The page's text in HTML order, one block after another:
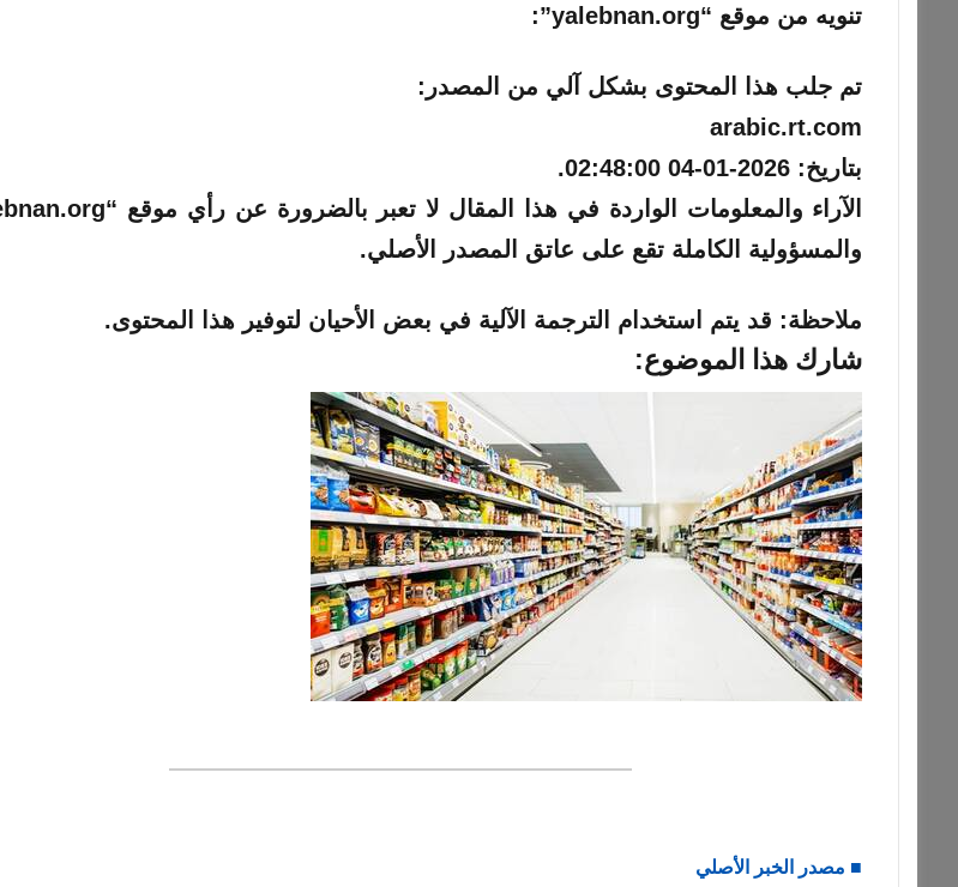
تنويه من موقع “yalebnan.org”:
تم جلب هذا المحتوى بشكل آلي من المصدر:
arabic.rt.com
بتاريخ: 2026-01-04 02:48:00
.
والمسؤولية الكاملة تقع على عاتق المصدر الأصلي.
ملاحظة: قد يتم استخدام الترجمة الآلية في بعض الأحيان لتوفير هذا المحتوى.
شارك هذا الموضوع:
■ مصدر الخبر الأصلي